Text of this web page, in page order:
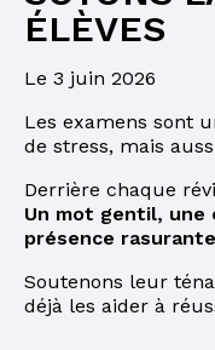
ÉLÈVES
Le 3 juin 2026
Les examens sont
de stress, mais
Derrière chaque
Un mot gentil,
présence
Soutenons leur
déjà les aider à